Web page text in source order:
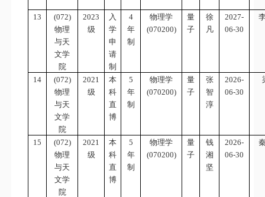
13
(072)
物理
与天
文学
院
2023
级
入
学
申
请
制
4
年
制
物理学
(070200)
量
子
徐
凡
2027-
06-30
14
(072)
物理
与天
文学
院
2021
级
本
科
直
博
5
年
制
物理学
(070200)
量
子
张
智
淳
2026-
06-30
15
(072)
物理
与天
文学
院
2021
级
本
科
直
博
5
年
制
物理学
(070200)
量
子
钱
湘
坚
2026-
06-30